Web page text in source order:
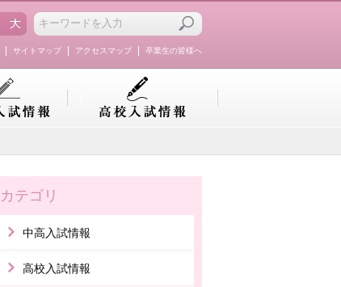
卒業生の皆様へ
アクセスマップ
サイトマップ
カテゴリ
中高入試情報
高校入試情報